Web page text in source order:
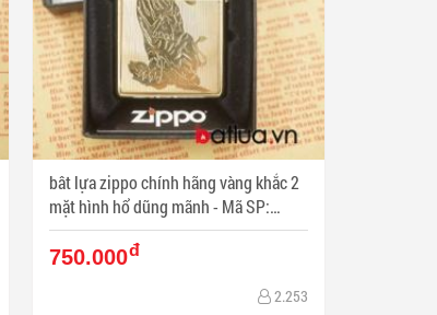
bât lựa zippo chính hãng vàng khắc 2
mặt hình hổ dũng mãnh - Mã SP:
BL03069
750.000đ
2.253